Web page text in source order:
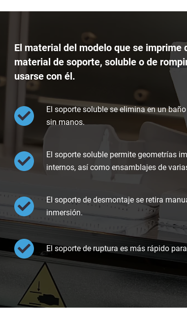
El material del modelo que se imprime
material de soporte, soluble o de
usarse con él.
El soporte soluble se elimina en un
sin manos.
El soporte soluble permite geometrías
internos, así como ensamblajes de
El soporte de desmontaje se retira
inmersión.
El soporte de ruptura es más rápido